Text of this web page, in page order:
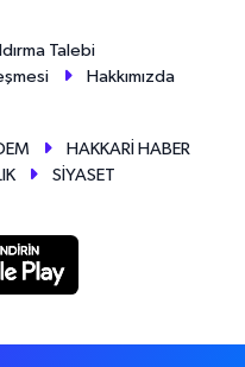
Talebi
Hakkımızda
HAKKARİ HABER
SİYASET